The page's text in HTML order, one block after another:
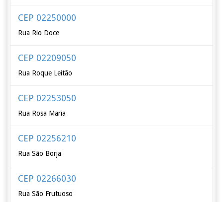
CEP 02250000
Rua Rio Doce
CEP 02209050
Rua Roque Leitão
CEP 02253050
Rua Rosa Maria
CEP 02256210
Rua São Borja
CEP 02266030
Rua São Frutuoso